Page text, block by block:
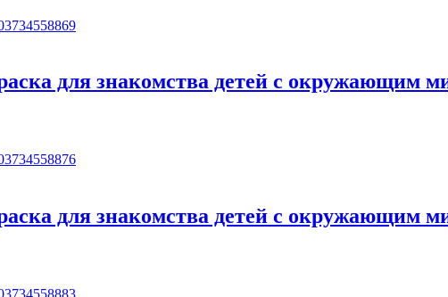
для знакомства детей с окружающим
для знакомства детей с окружающим